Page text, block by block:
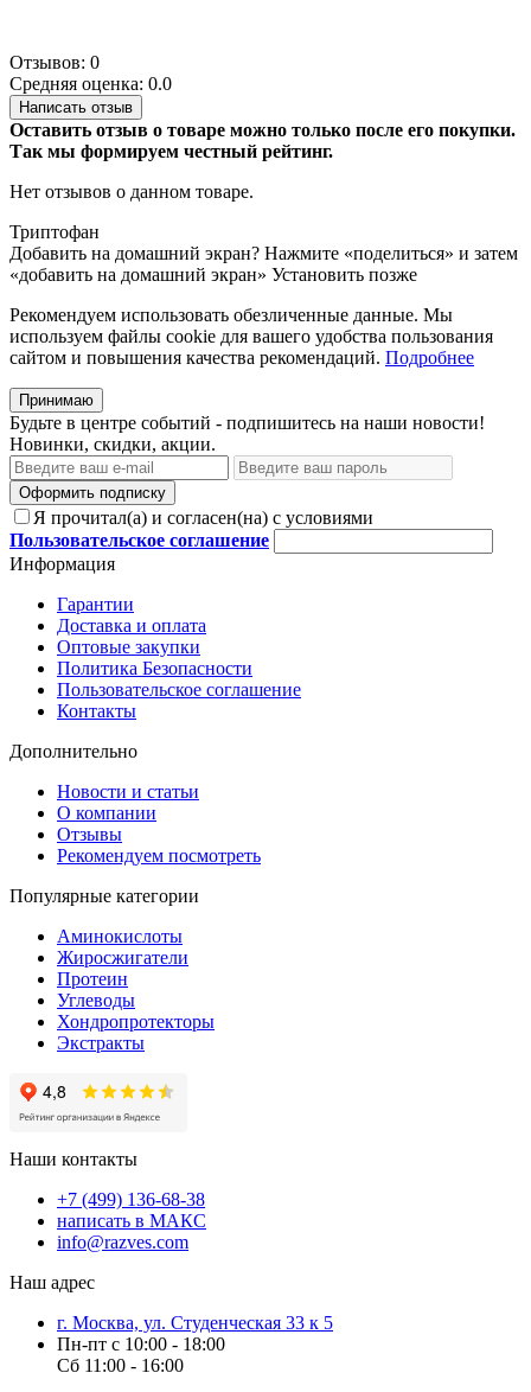
Отзывов: 0
Средняя оценка: 0.0
Написать отзыв
Оставить отзыв о товаре можно только после его покупки.
Так мы формируем честный рейтинг.
Нет отзывов о данном товаре.
Триптофан
Добавить на домашний экран? Нажмите «поделиться» и затем
«добавить на домашний экран» Установить позже
Рекомендуем использовать обезличенные данные. Мы
используем файлы cookie для вашего удобства пользования
сайтом и повышения качества рекомендаций. Подробнее
Принимаю
Будьте в центре событий - подпишитесь на наши новости!
Новинки, скидки, акции.
Оформить подписку
Я прочитал(а) и согласен(на) с условиями
Пользовательское соглашение
Информация
Гарантии
Доставка и оплата
Оптовые закупки
Политика Безопасности
Пользовательское соглашение
Контакты
Дополнительно
Новости и статьи
О компании
Отзывы
Рекомендуем посмотреть
Популярные категории
Аминокислоты
Жиросжигатели
Протеин
Углеводы
Хондропротекторы
Экстракты
Наши контакты
+7 (499) 136-68-38
написать в МАКС
info@razves.com
Наш адрес
г. Москва, ул. Студенческая 33 к 5
Пн-пт с 10:00 - 18:00
Сб 11:00 - 16:00